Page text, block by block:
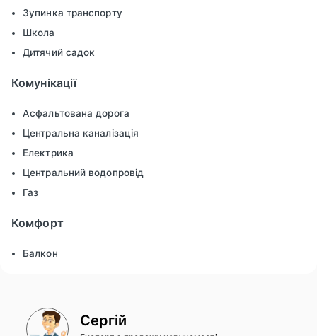
Зупинка транспорту
Школа
Дитячий садок
Комунікації
Асфальтована дорога
Центральна каналізація
Електрика
Центральний водопровід
Газ
Комфорт
Балкон
Сергій